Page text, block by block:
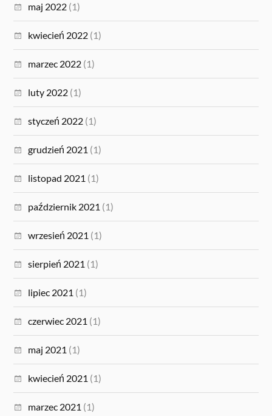
maj 2022 (1)
kwiecień 2022 (1)
marzec 2022 (1)
luty 2022 (1)
styczeń 2022 (1)
grudzień 2021 (1)
listopad 2021 (1)
październik 2021 (1)
wrzesień 2021 (1)
sierpień 2021 (1)
lipiec 2021 (1)
czerwiec 2021 (1)
maj 2021 (1)
kwiecień 2021 (1)
marzec 2021 (1)